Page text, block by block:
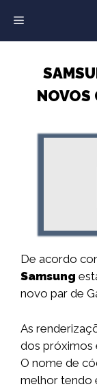
para
o
NOVOS
De acordo
Samsung
novo par de
As
dos próximos
O nome de
melhor tendo